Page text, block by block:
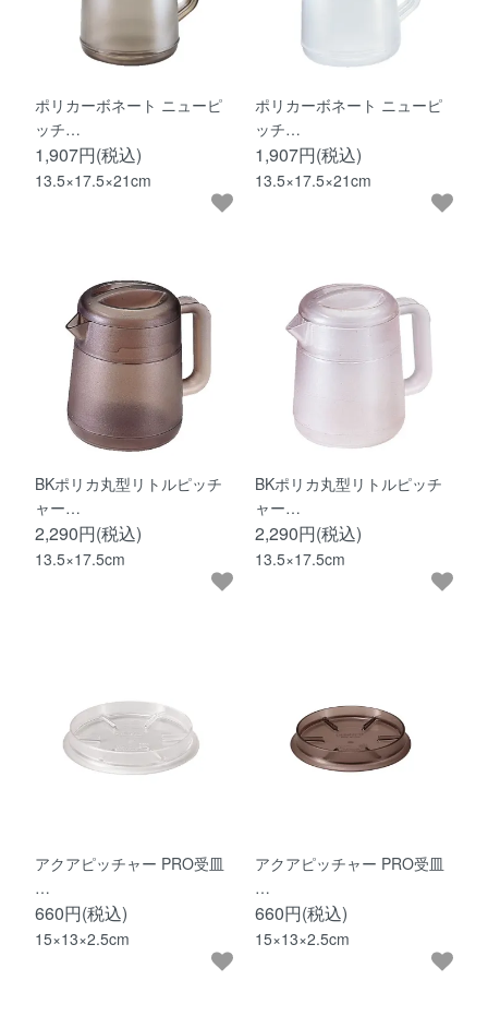
ポリカーボネート ニューピ
ッチ…
1,907円(税込)
13.5×17.5×21cm
ポリカーボネート ニューピ
ッチ…
1,907円(税込)
13.5×17.5×21cm
BKポリカ丸型リトルピッチ
ャー…
2,290円(税込)
13.5×17.5cm
BKポリカ丸型リトルピッチ
ャー…
2,290円(税込)
13.5×17.5cm
アクアピッチャー PRO受皿
…
660円(税込)
15×13×2.5cm
アクアピッチャー PRO受皿
…
660円(税込)
15×13×2.5cm